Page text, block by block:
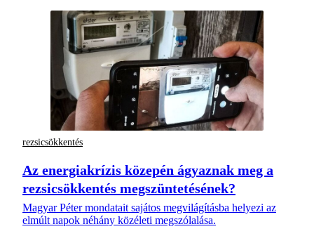
rezsicsökkentés
Az energiakrízis közepén ágyaznak meg a
rezsicsökkentés megszüntetésének?
Magyar Péter mondatait sajátos megvilágításba helyezi az
elmúlt napok néhány közéleti megszólalása.